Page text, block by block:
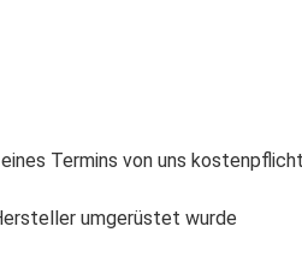
Termins von uns
umgerüstet wurde